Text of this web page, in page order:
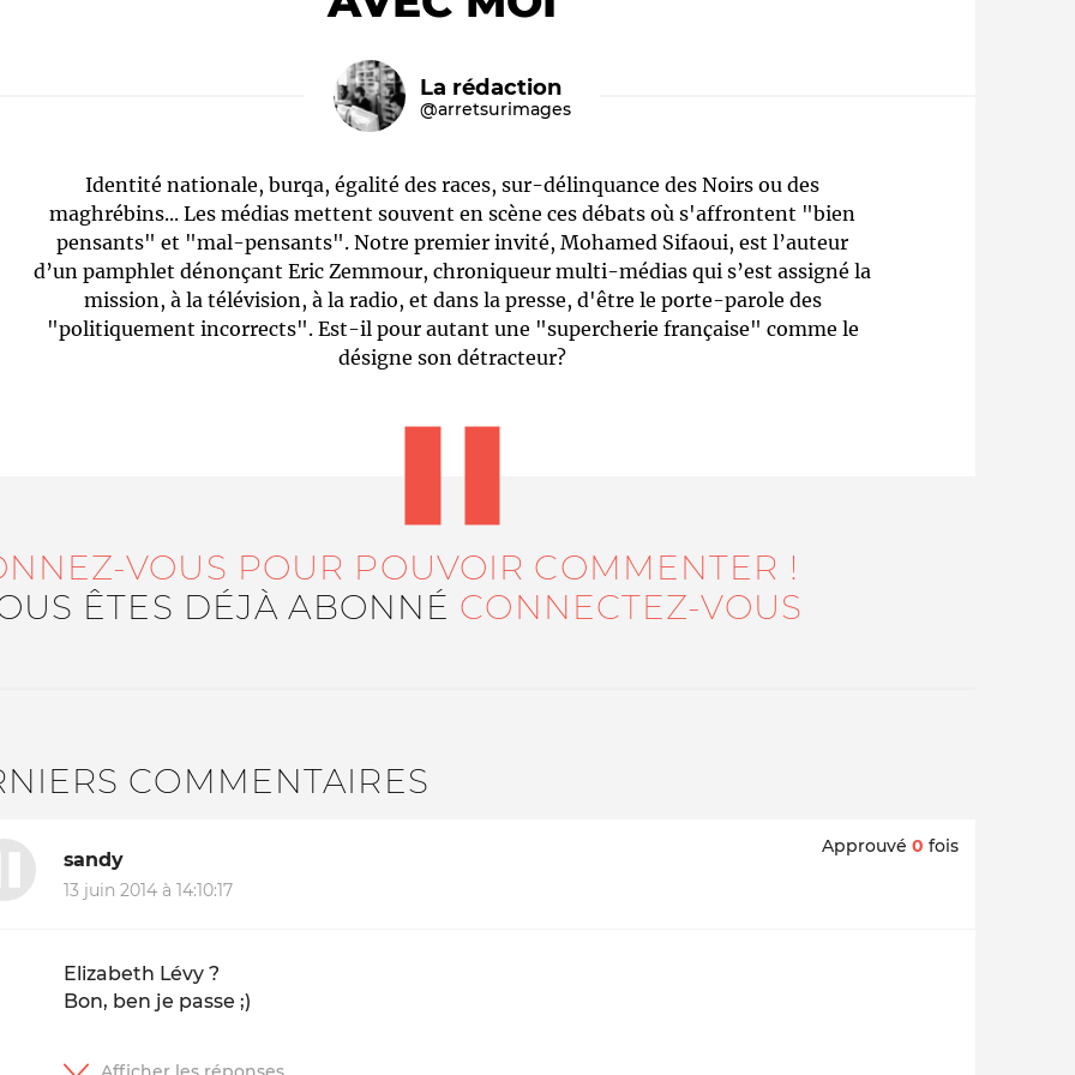
Le médiateur L'équipe Qui sommes-nous ?
La rédaction
@arretsurimages
Identité nationale, burqa, égalité des races, sur-délinquance des Noirs ou des
maghrébins... Les médias mettent souvent en scène ces débats où s'affrontent "bien
pensants" et "mal-pensants". Notre premier invité, Mohamed Sifaoui, est l’auteur
d’un pamphlet dénonçant Eric Zemmour, chroniqueur multi-médias qui s’est assigné la
mission, à la télévision, à la radio, et dans la presse, d'être le porte-parole des
"politiquement incorrects". Est-il pour autant une "supercherie française" comme le
désigne son détracteur?
VOUS POUR POUVOIR COMMENTER !
ÊTES DÉJÀ ABONNÉ CONNECTEZ-VOUS
COMMENTAIRES
sandy
13 juin 2014 à 14:10:17
Approuvé 0 fois
Elizabeth Lévy ?
Bon, ben je passe ;)